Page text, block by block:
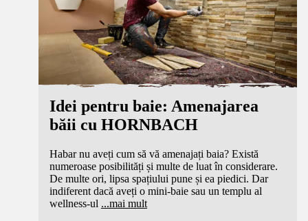
Idei pentru baie: Amenajarea
băii cu HORNBACH
Habar nu aveți cum să vă amenajați baia? Există
numeroase posibilități și multe de luat în considerare.
De multe ori, lipsa spațiului pune și ea piedici. Dar
indiferent dacă aveți o mini-baie sau un templu al
wellness-ul ...mai mult